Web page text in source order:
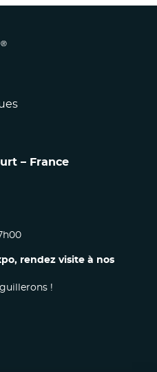
– France
rendez visite à nos
!